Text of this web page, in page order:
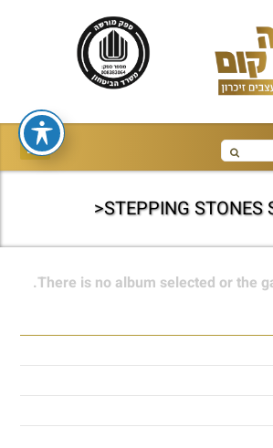
STEPPING STONES
There is no album selected or the